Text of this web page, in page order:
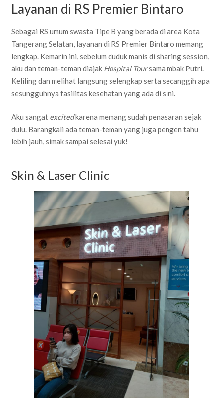
Layanan di RS Premier Bintaro
Sebagai RS umum swasta Tipe B yang berada di area Kota
Tangerang Selatan, layanan di RS Premier Bintaro memang
lengkap. Kemarin ini, sebelum duduk manis di sharing session,
aku dan teman-teman diajak Hospital Toursama mbak Putri.
Keliling dan melihat langsung selengkap serta secanggih apa
sesungguhnya fasilitas kesehatan yang ada di sini.
Aku sangat excitedkarena memang sudah penasaran sejak
dulu. Barangkali ada teman-teman yang juga pengen tahu
lebih jauh, simak sampai selesai yuk!
Skin & Laser Clinic